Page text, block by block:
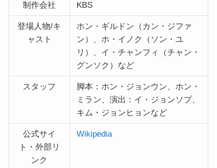
制作会社 KBS
登場人物/キ
ャスト
ホン・ギルドン（カン・ジファ
ン）、ホ・イノク（ソン・ユ
リ）、イ・チャンフィ（チャン・
グンソク）など
スタッフ
脚本：ホン・ジョンウン、ホン・
ミラン、演出：イ・ジョンソプ、
キム・ジョンヒョンなど
公式サイ
ト・外部リ
ンク
Wikipedia